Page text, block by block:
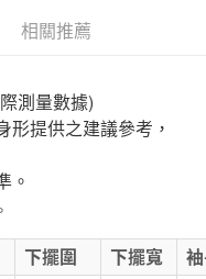
費
相關推薦
測量數據)
形提供之建議參考，
。
下擺圍 下擺寬